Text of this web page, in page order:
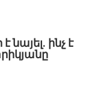
ինչ է